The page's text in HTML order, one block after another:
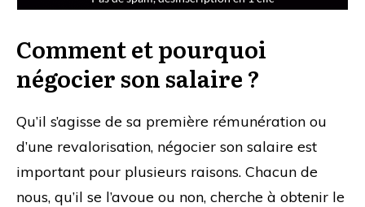
Comment et pourquoi
négocier son salaire ?
Qu’il s’agisse de sa première rémunération ou
d’une revalorisation, négocier son salaire est
important pour plusieurs raisons. Chacun de
nous, qu’il se l’avoue ou non, cherche à obtenir le